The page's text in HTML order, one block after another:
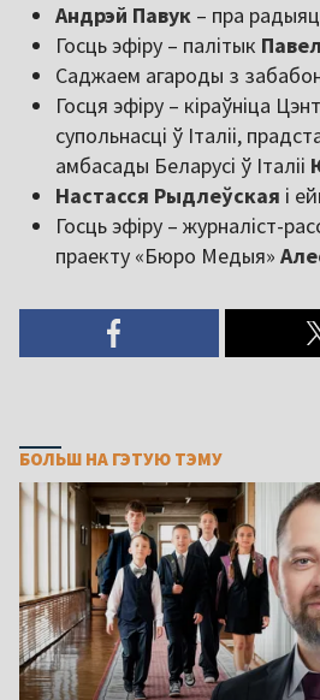
Андрэй Павук – пра
Госць эфіру – палітык
Саджаем агароды з
Госця эфіру – кіраўніца
супольнасці ў Італіі,
амбасады Беларусі ў Італіі
Настасся Рыдлеўская і
Госць эфіру – журналіст-
праекту «Бюро Медыя»
БОЛЬШ НА ГЭТУЮ ТЭМУ